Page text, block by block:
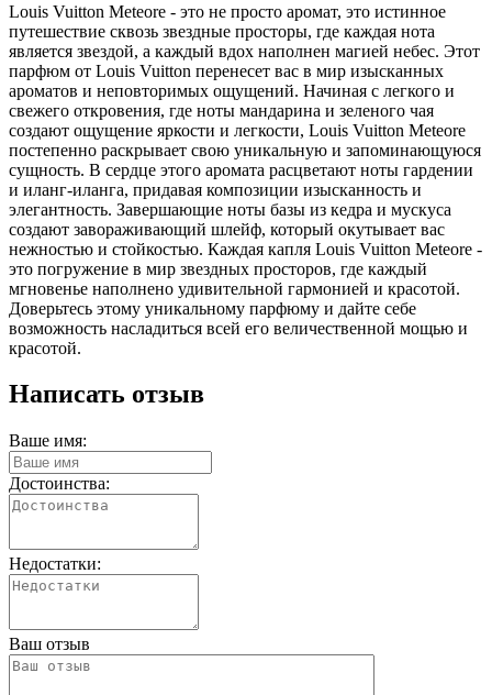
Louis Vuitton Meteore - это не просто аромат, это истинное
путешествие сквозь звездные просторы, где каждая нота
является звездой, а каждый вдох наполнен магией небес. Этот
парфюм от Louis Vuitton перенесет вас в мир изысканных
ароматов и неповторимых ощущений. Начиная с легкого и
свежего откровения, где ноты мандарина и зеленого чая
создают ощущение яркости и легкости, Louis Vuitton Meteore
постепенно раскрывает свою уникальную и запоминающуюся
сущность. В сердце этого аромата расцветают ноты гардении
и иланг-иланга, придавая композиции изысканность и
элегантность. Завершающие ноты базы из кедра и мускуса
создают завораживающий шлейф, который окутывает вас
нежностью и стойкостью. Каждая капля Louis Vuitton Meteore -
это погружение в мир звездных просторов, где каждый
мгновенье наполнено удивительной гармонией и красотой.
Доверьтесь этому уникальному парфюму и дайте себе
возможность насладиться всей его величественной мощью и
красотой.
Написать отзыв
Ваше имя:
Достоинства:
Недостатки:
Ваш отзыв